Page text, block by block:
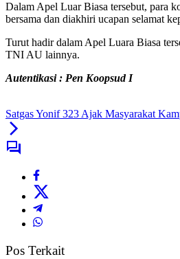
Dalam Apel Luar Biasa tersebut, para
bersama dan diakhiri ucapan selamat
Turut hadir dalam Apel Luara Biasa
TNI AU lainnya.
Autentikasi : Pen Koopsud I
Satgas Yonif 323 Ajak Masyarakat
Pos Terkait